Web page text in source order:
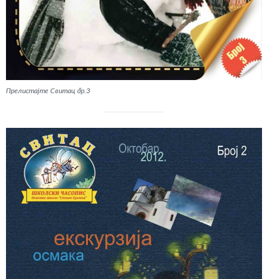
Прелистајте Свитац бр.3